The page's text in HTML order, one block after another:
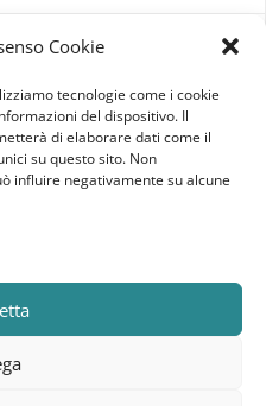
Cookie
tecnologie come i cookie
del dispositivo. Il
di elaborare dati come il
su questo sito. Non
influire negativamente su alcune